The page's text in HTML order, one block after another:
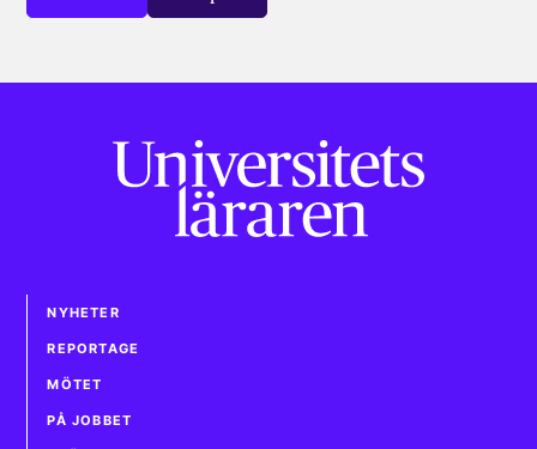
NYHETER
REPORTAGE
MÖTET
PÅ JOBBET